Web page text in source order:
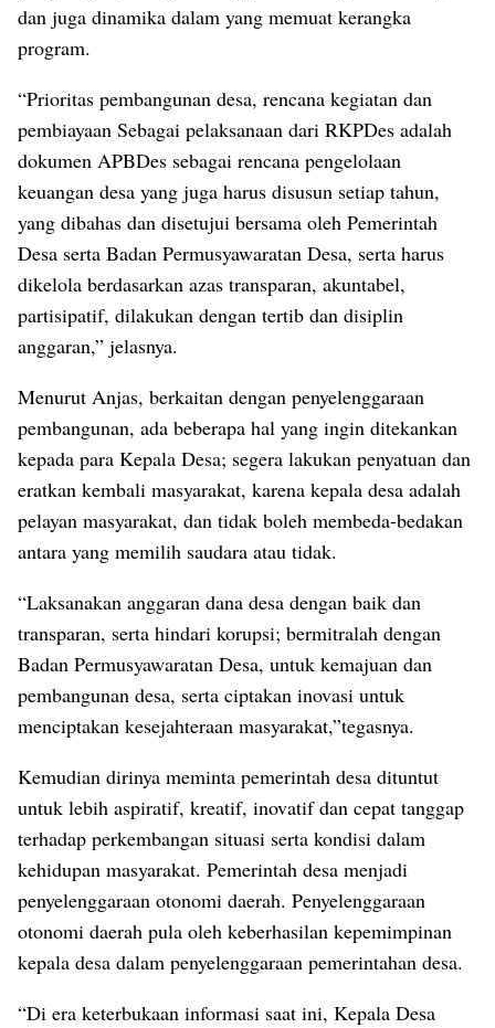
dan juga dinamika dalam yang memuat kerangka
program.
“Prioritas pembangunan desa, rencana kegiatan dan
pembiayaan Sebagai pelaksanaan dari RKPDes adalah
dokumen APBDes sebagai rencana pengelolaan
keuangan desa yang juga harus disusun setiap tahun,
yang dibahas dan disetujui bersama oleh Pemerintah
Desa serta Badan Permusyawaratan Desa, serta harus
dikelola berdasarkan azas transparan, akuntabel,
partisipatif, dilakukan dengan tertib dan disiplin
anggaran,” jelasnya.
Menurut Anjas, berkaitan dengan penyelenggaraan
pembangunan, ada beberapa hal yang ingin ditekankan
kepada para Kepala Desa; segera lakukan penyatuan dan
eratkan kembali masyarakat, karena kepala desa adalah
pelayan masyarakat, dan tidak boleh membeda-bedakan
antara yang memilih saudara atau tidak.
“Laksanakan anggaran dana desa dengan baik dan
transparan, serta hindari korupsi; bermitralah dengan
Badan Permusyawaratan Desa, untuk kemajuan dan
pembangunan desa, serta ciptakan inovasi untuk
menciptakan kesejahteraan masyarakat,”tegasnya.
Kemudian dirinya meminta pemerintah desa dituntut
untuk lebih aspiratif, kreatif, inovatif dan cepat tanggap
terhadap perkembangan situasi serta kondisi dalam
kehidupan masyarakat. Pemerintah desa menjadi
penyelenggaraan otonomi daerah. Penyelenggaraan
otonomi daerah pula oleh keberhasilan kepemimpinan
kepala desa dalam penyelenggaraan pemerintahan desa.
“Di era keterbukaan informasi saat ini, Kepala Desa